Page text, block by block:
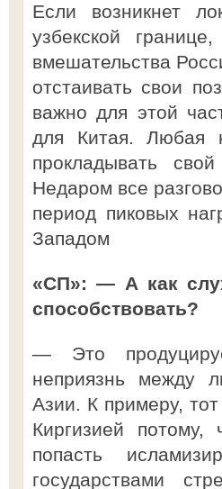
Если возникнет
узбекской
вмешательства
отстаивать свои
важно для этой
для Китая. Любая
прокладывать
Недаром все
период пиковых
Западом
«СП»: — А как
способствовать?
— Это
неприязнь между
Азии. К примеру,
Киргизией
попасть
государствами